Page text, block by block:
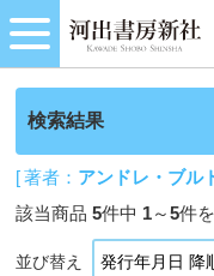
検索結果
[ 著者： アンドレ・ブル
該当商品5件中 1～5件
並び替え